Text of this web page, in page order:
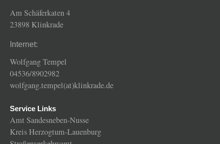
Am Schäferkaten 4
23898 Klinkrade
Internet:
Wolfgang Tempel
04536/8902982
wolfgang.tempel(at)klinkrade.de
Service Links
Amt Sandesneben-Nusse
Kreis Herzogtum-Lauenburg